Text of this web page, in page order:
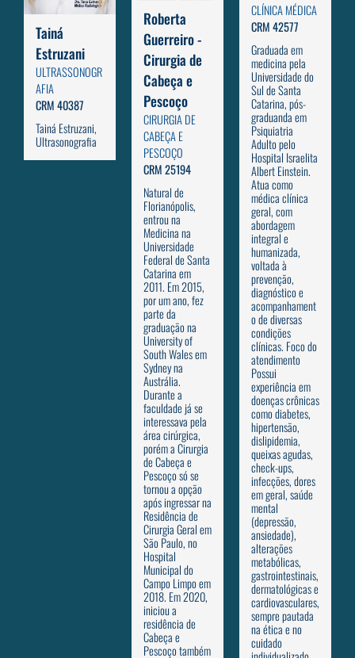
Tainá
Estruzani
ULTRASSONOGR
AFIA
CRM 40387
Tainá Estruzani,
Ultrasonografia
Roberta
Guerreiro -
Cirurgia de
Cabeça e
Pescoço
CIRURGIA DE
CABEÇA E
PESCOÇO
CRM 25194
Natural de
Florianópolis,
entrou na
Medicina na
Universidade
Federal de Santa
Catarina em
2011. Em 2015,
por um ano, fez
parte da
graduação na
University of
South Wales em
Sydney na
Austrália.
Durante a
faculdade já se
interessava pela
área cirúrgica,
porém a Cirurgia
de Cabeça e
Pescoço só se
tornou a opção
após ingressar na
Residência de
Cirurgia Geral em
São Paulo, no
Hospital
Municipal do
Campo Limpo em
2018. Em 2020,
iniciou a
residência de
Cabeça e
Pescoço também
CLÍNICA MÉDICA
CRM 42577
Graduada em
medicina pela
Universidade do
Sul de Santa
Catarina, pós-
graduanda em
Psiquiatria
Adulto pelo
Hospital Israelita
Albert Einstein.
Atua como
médica clínica
geral, com
abordagem
integral e
humanizada,
voltada à
prevenção,
diagnóstico e
acompanhament
o de diversas
condições
clínicas. Foco do
atendimento
Possui
experiência em
doenças crônicas
como diabetes,
hipertensão,
dislipidemia,
queixas agudas,
check-ups,
infecções, dores
em geral, saúde
mental
(depressão,
ansiedade),
alterações
metabólicas,
gastrointestinais,
dermatológicas e
cardiovasculares,
sempre pautada
na ética e no
cuidado